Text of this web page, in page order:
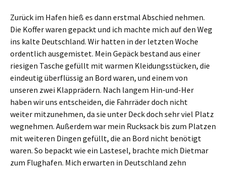
Zurück im Hafen hieß es dann erstmal Abschied nehmen.
Die Koffer waren gepackt und ich machte mich auf den Weg
ins kalte Deutschland. Wir hatten in der letzten Woche
ordentlich ausgemistet. Mein Gepäck bestand aus einer
riesigen Tasche gefüllt mit warmen Kleidungsstücken, die
eindeutig überflüssig an Bord waren, und einem von
unseren zwei Klapprädern. Nach langem Hin-und-Her
haben wir uns entscheiden, die Fahrräder doch nicht
weiter mitzunehmen, da sie unter Deck doch sehr viel Platz
wegnehmen. Außerdem war mein Rucksack bis zum Platzen
mit weiteren Dingen gefüllt, die an Bord nicht benötigt
waren. So bepackt wie ein Lastesel, brachte mich Dietmar
zum Flughafen. Mich erwarten in Deutschland zehn